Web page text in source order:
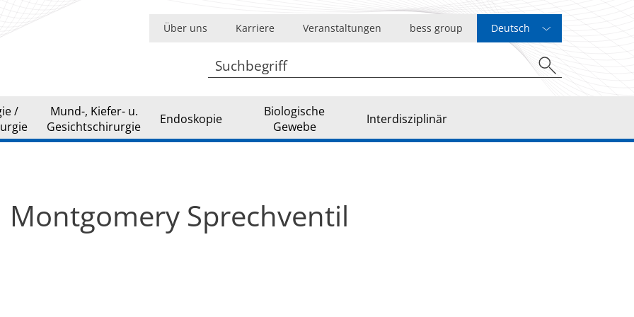
/
Mund-, Kiefer- u.
Gesichtschirurgie
Endoskopie
Biologische
Gewebe
Interdisziplinär
Über uns Karriere Veranstaltungen bess group Deutsch
Montgomery Sprechventil